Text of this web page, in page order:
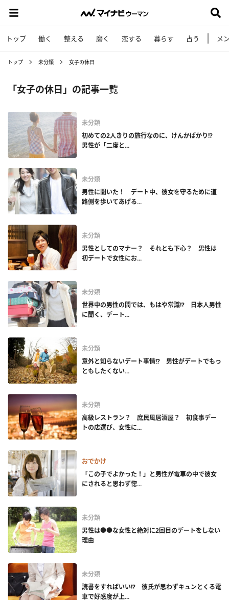
トップ 働く 整える 磨く 恋する 暮らす 占う メ
トップ 未分類 女子の休日
「女子の休日」の記事一覧
未分類
初めての2人きりの旅行なのに、けんかばかり!?
男性が「二度と...
未分類
男性に聞いた！ デート中、彼女を守るために道
路側を歩いてあげる...
未分類
男性としてのマナー？ それとも下心？ 男性は
初デートで女性にお...
未分類
世界中の男性の間では、もはや常識!? 日本人男性
に聞く、デート...
未分類
意外と知らないデート事情!? 男性がデートでもっ
ともしたくない...
未分類
高級レストラン？ 庶民風居酒屋？ 初食事デー
トの店選び、女性に...
おでかけ
「この子でよかった！」と男性が電車の中で彼女
にされると思わず惚...
未分類
男性は●●な女性と絶対に2回目のデートをしない
理由
未分類
読書をすればいい!? 彼氏が思わずキュンとくる電
車で好感度が上...